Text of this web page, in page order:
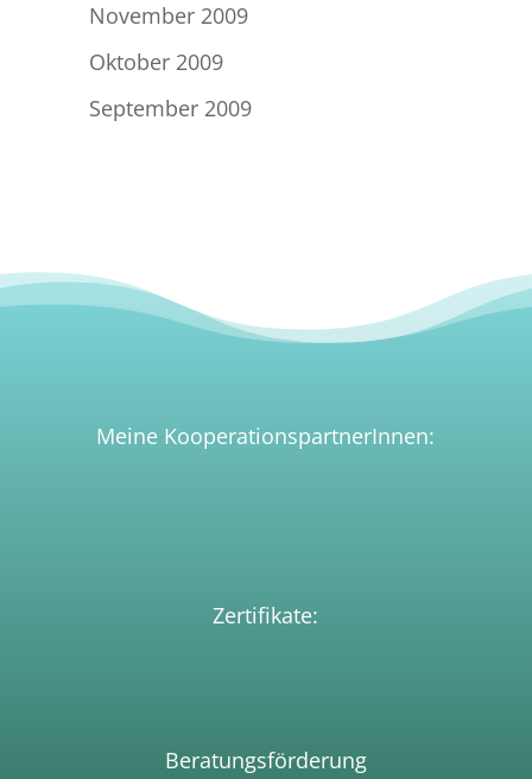
November 2009
Oktober 2009
September 2009
Meine KooperationspartnerInnen:
Zertifikate:
Beratungsförderung